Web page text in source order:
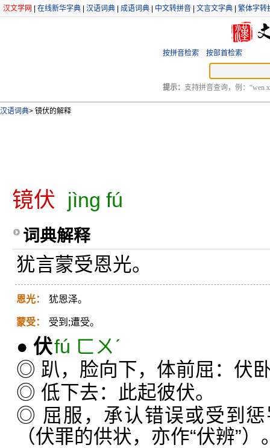
汉文学网 在线新华字典 汉语词典 成语词典 中文转拼音 文言文字典 繁体字转
按拼音检索 按部首检索
提示： 支持拼音查询，例：“wen
汉语词典> 镜伏的解释
镜伏 jìng fú
词典解释
犹言蒙受恩光。
恩光： 犹恩泽。
蒙受： 受到;遭受。
● 伏fú ㄈㄨˊ
◎ 趴，脸向下，体前屈：伏
◎ 低下去：此起彼伏。
◎ 屈服，承认错误或受到
（伏罪的供状，亦作“伏辨”）